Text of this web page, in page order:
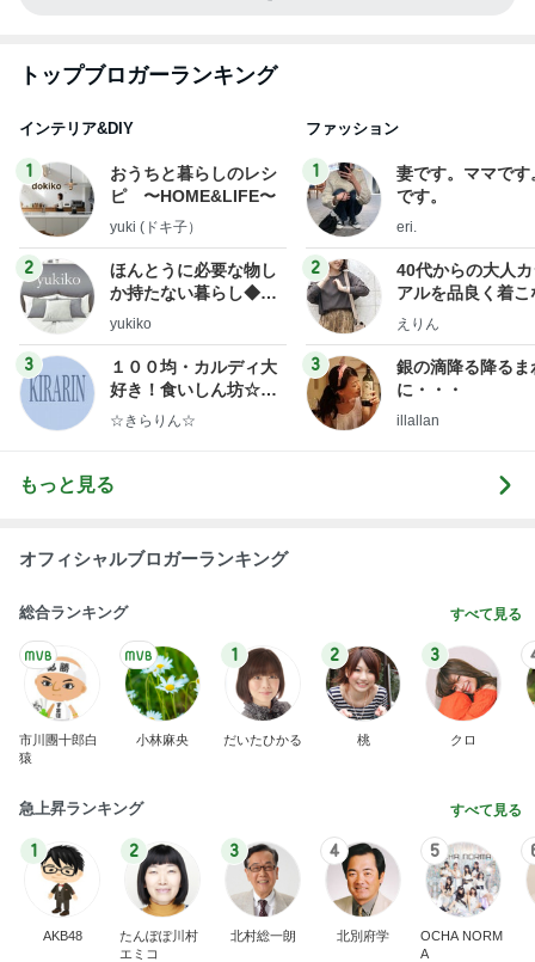
トップブロガーランキング
インテリア&DIY
1
おうちと暮らしのレシ
ピ 〜HOME&LIFE〜
yuki (ドキ子）
2
ほんとうに必要な物し
か持たない暮らし◆Ke
ep Life Simple◆〜イ
yukiko
3
１００均・カルディ大
好き！食いしん坊☆き
らりん☆のブログ
☆きらりん☆
ファッション
1
妻です。ママです
です。
eri.
2
40代からの大人
アルを品良く着こ
ファッションブロ
えりん
3
銀の滴降る降るま
に・・・
illallan
もっと見る
オフィシャルブロガーランキング
総合ランキング すべて見る
市川團十郎白
猿
小林麻央
1
だいたひかる
2
桃
3
クロ
急上昇ランキング すべて見る
1
AKB48
2
たんぽぽ川村
エミコ
3
北村総一朗
4
北別府学
5
OCHA NORM
A